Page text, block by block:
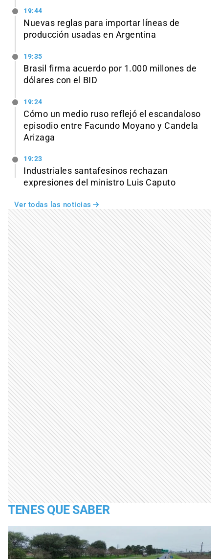
19:44
Nuevas reglas para importar líneas de
producción usadas en Argentina
19:35
Brasil firma acuerdo por 1.000 millones de
dólares con el BID
19:24
Cómo un medio ruso reflejó el escandaloso
episodio entre Facundo Moyano y Candela
Arizaga
19:23
Industriales santafesinos rechazan
expresiones del ministro Luis Caputo
Ver todas las noticias
TENES QUE SABER